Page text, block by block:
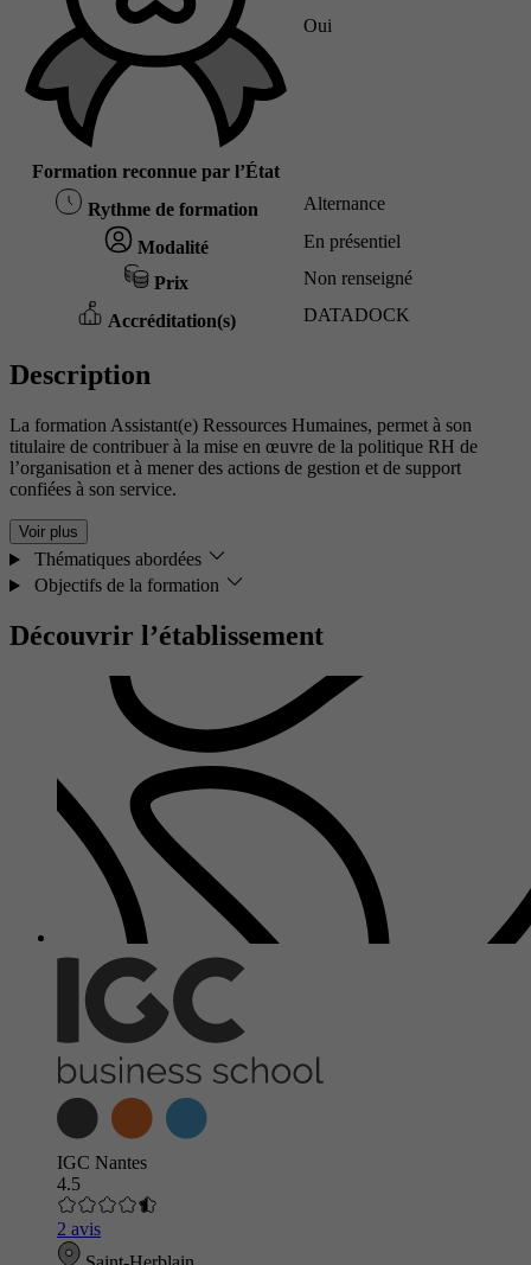
Formation reconnue par l’État
Oui
Rythme de formation Alternance
Modalité En présentiel
Prix Non renseigné
Accréditation(s) DATADOCK
Description
La formation Assistant(e) Ressources Humaines, permet à son
titulaire de contribuer à la mise en œuvre de la politique RH de
l’organisation et à mener des actions de gestion et de support
confiées à son service.
Voir plus
Thématiques abordées
Objectifs de la formation
Découvrir l’établissement
IGC Nantes
4.5
2 avis